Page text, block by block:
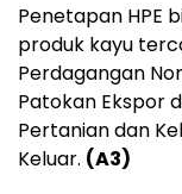
Penetapan HPE
produk kayu
Perdagangan
Patokan Ekspor
Pertanian dan
Keluar. (A3)